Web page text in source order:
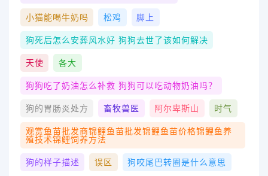
小猫能喝牛奶吗 松鸡 脚上
狗死后怎么安葬风水好 狗狗去世了该如何解决
天使 各大
狗狗吃了奶油怎么补救 狗狗可以吃动物奶油吗？
狗的胃肠炎处方 畜牧兽医 阿尔卑斯山 时气
观赏鱼苗批发商锦鲤鱼苗批发锦鲤鱼苗价格锦鲤鱼养
殖技术锦鲤饲养方法
狗的样子描述 误区 狗咬尾巴转圈是什么意思